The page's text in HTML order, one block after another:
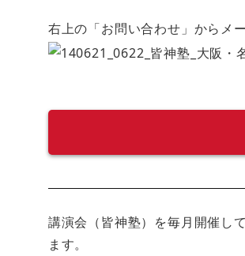
右上の「お問い合わせ」からメ
講演会（皆神塾）を毎月開催し
ます。